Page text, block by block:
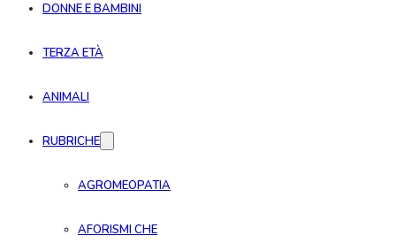
DONNE E BAMBINI
TERZA ETÀ
ANIMALI
RUBRICHE
AGROMEOPATIA
AFORISMI CHE